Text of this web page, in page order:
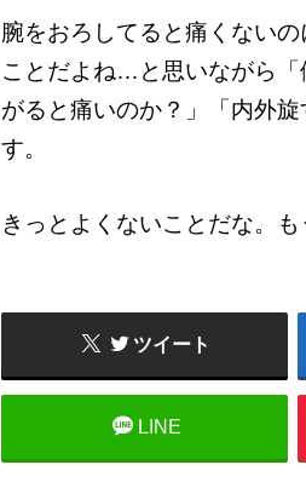
腕をおろしてると痛くない
ことだよね…と思いながら「
がると痛いのか？」「内外
す。
きっとよくないことだな。も
ツイート
LINE